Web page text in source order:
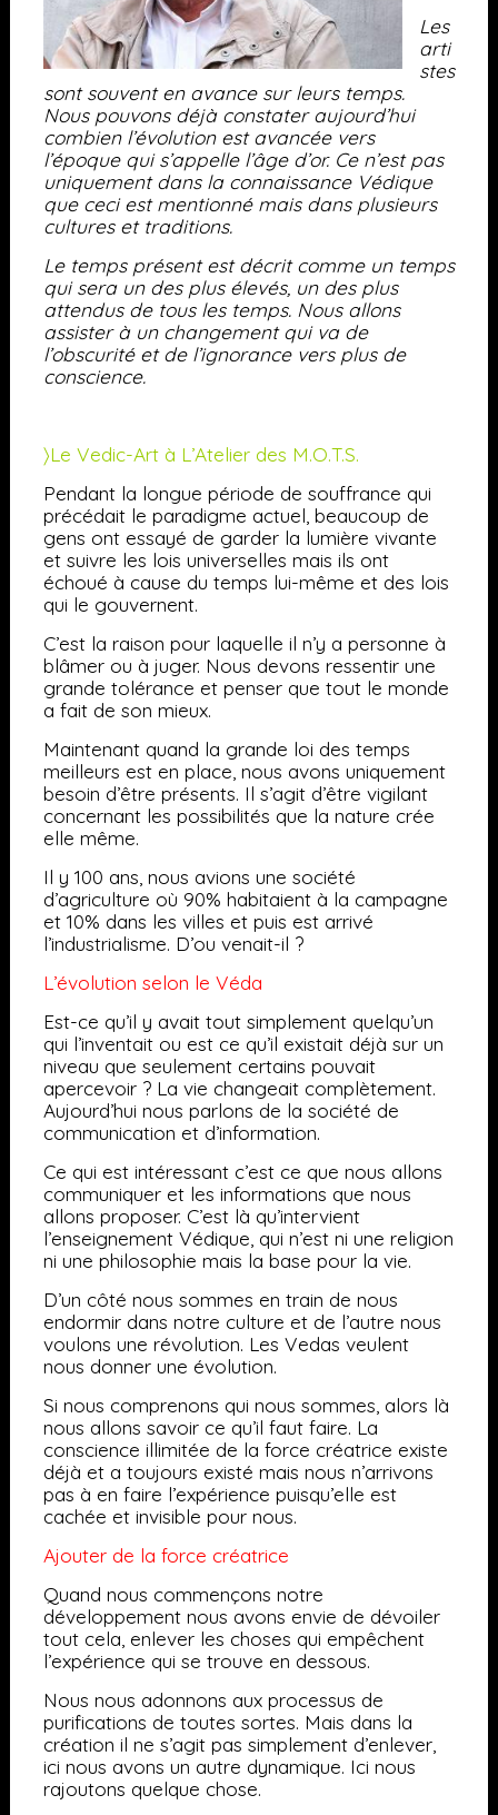
Les
arti
stes
sont souvent en avance sur leurs temps.
Nous pouvons déjà constater aujourd’hui
combien l’évolution est avancée vers
l’époque qui s’appelle l’âge d’or. Ce n’est pas
uniquement dans la connaissance Védique
que ceci est mentionné mais dans plusieurs
cultures et traditions.
Le temps présent est décrit comme un temps
qui sera un des plus élevés, un des plus
attendus de tous les temps. Nous allons
assister à un changement qui va de
l’obscurité et de l’ignorance vers plus de
conscience.
〉Le Vedic-Art à L’Atelier des M.O.T.S.
Pendant la longue période de souffrance qui
précédait le paradigme actuel, beaucoup de
gens ont essayé de garder la lumière vivante
et suivre les lois universelles mais ils ont
échoué à cause du temps lui-même et des lois
qui le gouvernent.
C’est la raison pour laquelle il n’y a personne à
blâmer ou à juger. Nous devons ressentir une
grande tolérance et penser que tout le monde
a fait de son mieux.
Maintenant quand la grande loi des temps
meilleurs est en place, nous avons uniquement
besoin d’être présents. Il s’agit d’être vigilant
concernant les possibilités que la nature crée
elle même.
Il y 100 ans, nous avions une société
d’agriculture où 90% habitaient à la campagne
et 10% dans les villes et puis est arrivé
l’industrialisme. D’ou venait-il ?
L’évolution selon le Véda
Est-ce qu’il y avait tout simplement quelqu’un
qui l’inventait ou est ce qu’il existait déjà sur un
niveau que seulement certains pouvait
apercevoir ? La vie changeait complètement.
Aujourd’hui nous parlons de la société de
communication et d’information.
Ce qui est intéressant c’est ce que nous allons
communiquer et les informations que nous
allons proposer. C’est là qu’intervient
l’enseignement Védique, qui n’est ni une religion
ni une philosophie mais la base pour la vie.
D’un côté nous sommes en train de nous
endormir dans notre culture et de l’autre nous
voulons une révolution. Les Vedas veulent
nous donner une évolution.
Si nous comprenons qui nous sommes, alors là
nous allons savoir ce qu’il faut faire. La
conscience illimitée de la force créatrice existe
déjà et a toujours existé mais nous n’arrivons
pas à en faire l’expérience puisqu’elle est
cachée et invisible pour nous.
Ajouter de la force créatrice
Quand nous commençons notre
développement nous avons envie de dévoiler
tout cela, enlever les choses qui empêchent
l’expérience qui se trouve en dessous.
Nous nous adonnons aux processus de
purifications de toutes sortes. Mais dans la
création il ne s’agit pas simplement d’enlever,
ici nous avons un autre dynamique. Ici nous
rajoutons quelque chose.